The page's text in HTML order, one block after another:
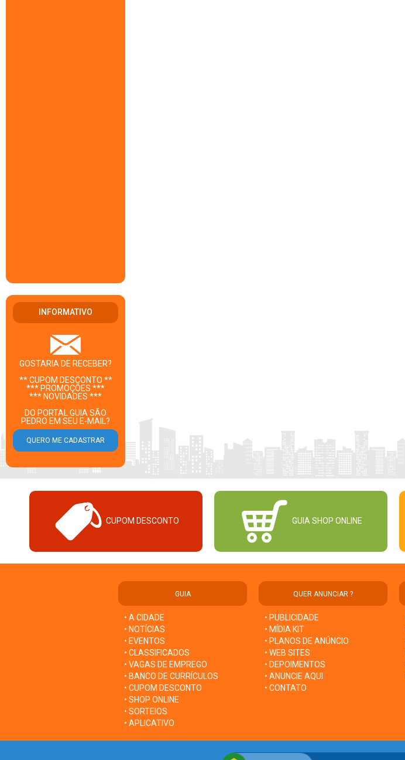
INFORMATIVO
GOSTARIA DE RECEBER?
** CUPOM DESCONTO **
*** PROMOÇÕES ***
*** NOVIDADES ***
DO PORTAL GUIA SÃO
PEDRO EM SEU E-MAIL?
CUPOM DESCONTO GUIA SHOP ONLINE
GUIA
• A CIDADE
• NOTÍCIAS
• EVENTOS
• CLASSIFICADOS
• VAGAS DE EMPREGO
• BANCO DE CURRÍCULOS
• CUPOM DESCONTO
• SHOP ONLINE
• SORTEIOS
• APLICATIVO
QUER ANUNCIAR ?
• PUBLICIDADE
• MÍDIA KIT
• PLANOS DE ANÚNCIO
• WEB SITES
• DEPOIMENTOS
• ANUNCIE AQUI
• CONTATO